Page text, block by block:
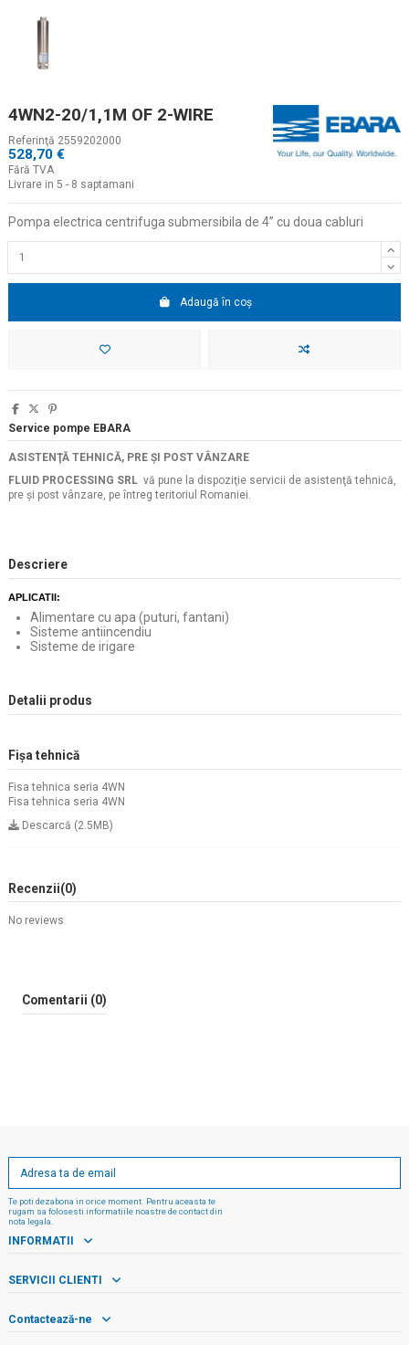
4WN2-20/1,1M OF 2-WIRE
Referinţă 2559202000
528,70 €
Fără TVA
Livrare in 5 - 8 saptamani
Pompa electrica centrifuga submersibila de 4” cu doua cabluri
Adaugă în coș
Service pompe EBARA
ASISTENŢĂ TEHNICĂ, PRE ŞI POST VÂNZARE
FLUID PROCESSING SRL vă pune la dispoziţie servicii de asistenţă tehnică,
pre şi post vânzare, pe întreg teritoriul Romaniei.
Descriere
APLICATII:
Alimentare cu apa (puturi, fantani)
Sisteme antiincendiu
Sisteme de irigare
Detalii produs
Fișa tehnică
Fisa tehnica seria 4WN
Fisa tehnica seria 4WN
Descarcă (2.5MB)
Recenzii(0)
No reviews
Comentarii (0)
Te poti dezabona in orice moment. Pentru aceasta te
rugam sa folosesti informatiile noastre de contact din
nota legala.
INFORMATII
SERVICII CLIENTI
Contactează-ne